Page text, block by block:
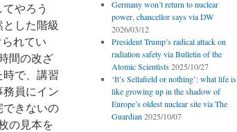
やろう
した階級
れてい
間の改ざ
で、講習
員にイン
できないの
の見本を
Germany won’t return to nuclear
power, chancellor says via DW
2026/03/12
President Trump’s radical attack on
radiation safety via Bulletin of the
Atomic Scientists 2025/10/27
‘It’s Sellafield or nothing’: what life is
like growing up in the shadow of
Europe’s oldest nuclear site via The
Guardian 2025/10/07